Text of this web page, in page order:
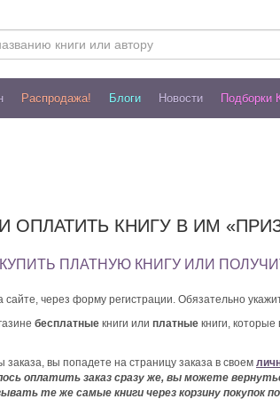
Распродажа! Блоги Новости Подборки
И ОПЛАТИТЬ КНИГУ В ИМ
ПЛАТНУЮ КНИГУ ИЛИ
сайте, через форму регистрации. Обязательно
бесплатные книги или платные книги, которые
вы попадете на страницу заказа в своем
оплатить заказ сразу же, вы можете
те же самые книги через корзину покупок